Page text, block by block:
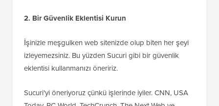
2. Bir Güvenlik Eklentisi Kurun
İşinizle meşgulken web sitenizde olup biten her şeyi
izleyemezsiniz. Bu yüzden Sucuri gibi bir güvenlik
eklentisi kullanmanızı öneririz.
Sucuri'yi öneriyoruz çünkü işlerinde iyiler. CNN, USA